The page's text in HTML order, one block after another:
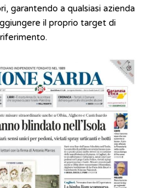
garantendo a qualsiasi azienda
il proprio target di
riferimento.